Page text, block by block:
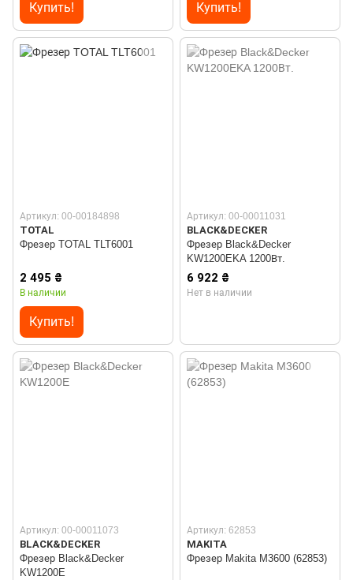
Купить! Купить!
Артикул: 00-00184898
TOTAL
Фрезер TOTAL TLT6001
2 495 ₴
В наличии
Купить!
Артикул: 00-00011031
BLACK&DECKER
Фрезер Black&Decker
KW1200EKA 1200Вт.
6 922 ₴
Нет в наличии
Артикул: 00-00011073
BLACK&DECKER
Фрезер Black&Decker
KW1200E
Артикул: 62853
MAKITA
Фрезер Makita M3600 (62853)